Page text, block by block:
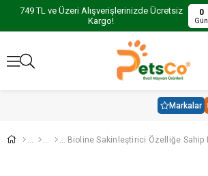
749 TL ve Üzeri Alışverişlerinizde Ücretsiz
Kargo!
0
Gün
Markalar